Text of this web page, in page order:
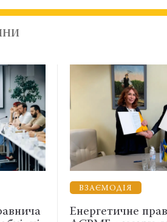
право: НААУ та